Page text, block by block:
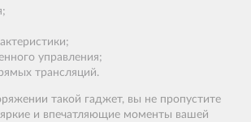
управления;
трансляций.
такой гаджет, вы не пропустите
и впечатляющие моменты вашей